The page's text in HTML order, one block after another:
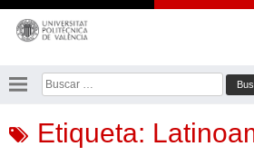
Saltar
contenido
Buscar:
Etiqueta: